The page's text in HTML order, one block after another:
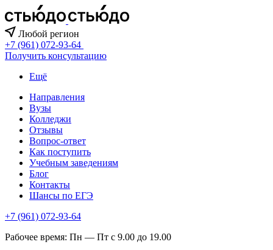
Любой регион
+7 (961) 072-93-64
Получить консультацию
Ещё
Направления
Вузы
Колледжи
Отзывы
Вопрос-ответ
Как поступить
Учебным заведениям
Блог
Контакты
Шансы по ЕГЭ
+7 (961) 072-93-64
Рабочее время: Пн — Пт с 9.00 до 19.00